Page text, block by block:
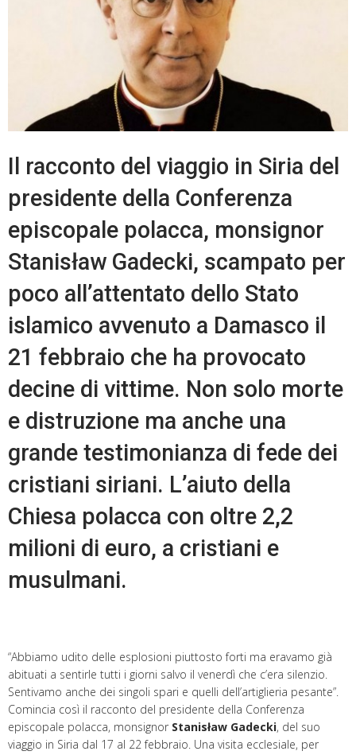
Il racconto del viaggio in Siria del
presidente della Conferenza
episcopale polacca, monsignor
Stanisław Gadecki, scampato per
poco all’attentato dello Stato
islamico avvenuto a Damasco il
21 febbraio che ha provocato
decine di vittime. Non solo morte
e distruzione ma anche una
grande testimonianza di fede dei
cristiani siriani. L’aiuto della
Chiesa polacca con oltre 2,2
milioni di euro, a cristiani e
musulmani.
“Abbiamo udito delle esplosioni piuttosto forti ma eravamo già
abituati a sentirle tutti i giorni salvo il venerdì che c’era silenzio.
Sentivamo anche dei singoli spari e quelli dell’artiglieria pesante”.
Comincia così il racconto del presidente della Conferenza
episcopale polacca, monsignor Stanisław Gadecki, del suo
viaggio in Siria dal 17 al 22 febbraio. Una visita ecclesiale, per